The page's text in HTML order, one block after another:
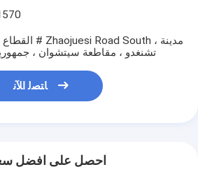
تشنغدو ، مقاطعة سيتشوان ،
ﺎﺘﺼﻟ ﺍﻶﻧ
احصل على افضل